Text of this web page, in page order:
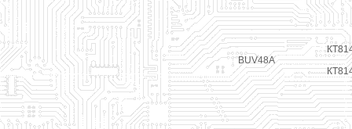
BUV48A